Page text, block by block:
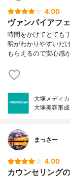
4.00
ヴァンパイアフ
時間をかけてとても
明がわかりやすいだ
もらえるので安心感
大塚メディ
大塚美容形
まっさー
4.00
カウンセリング